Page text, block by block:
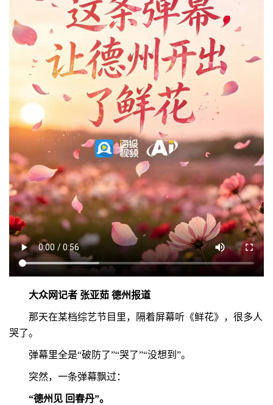
大众网记者 张亚茹 德州报道
那天在某档综艺节目里，隔着屏幕听《鲜花》，很多人
哭了。
弹幕里全是“破防了”“哭了”“没想到”。
突然，一条弹幕飘过：
“德州见 回春丹”。